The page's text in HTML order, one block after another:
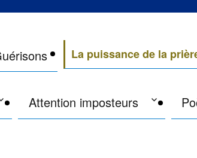
La puissance de la
Attention imposteurs